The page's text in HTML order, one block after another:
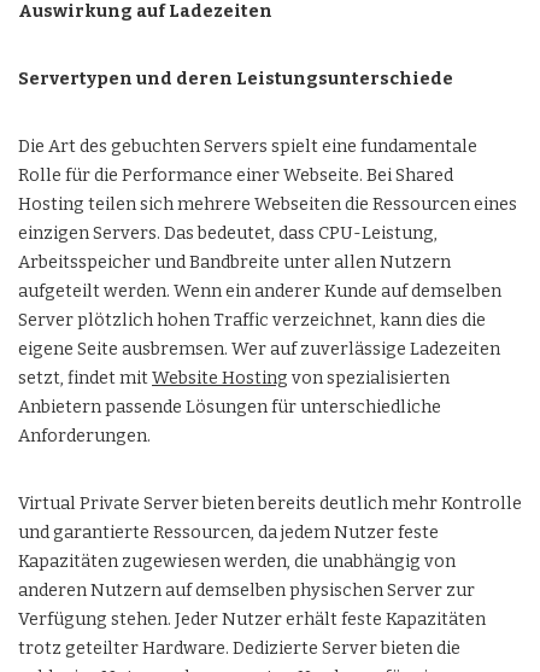
Auswirkung auf Ladezeiten
Servertypen und deren Leistungsunterschiede
Die Art des gebuchten Servers spielt eine fundamentale
Rolle für die Performance einer Webseite. Bei Shared
Hosting teilen sich mehrere Webseiten die Ressourcen eines
einzigen Servers. Das bedeutet, dass CPU-Leistung,
Arbeitsspeicher und Bandbreite unter allen Nutzern
aufgeteilt werden. Wenn ein anderer Kunde auf demselben
Server plötzlich hohen Traffic verzeichnet, kann dies die
eigene Seite ausbremsen. Wer auf zuverlässige Ladezeiten
setzt, findet mitWebsite Hosting von spezialisierten
Anbietern passende Lösungen für unterschiedliche
Anforderungen.
Virtual Private Server bieten bereits deutlich mehr Kontrolle
und garantierte Ressourcen, da jedem Nutzer feste
Kapazitäten zugewiesen werden, die unabhängig von
anderen Nutzern auf demselben physischen Server zur
Verfügung stehen. Jeder Nutzer erhält feste Kapazitäten
trotz geteilter Hardware. Dedizierte Server bieten die